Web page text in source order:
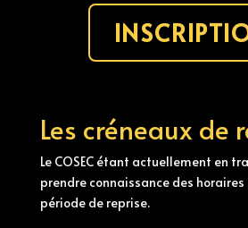
Les créneaux de
Le COSEC étant actuellement en
prendre connaissance des
période de reprise.